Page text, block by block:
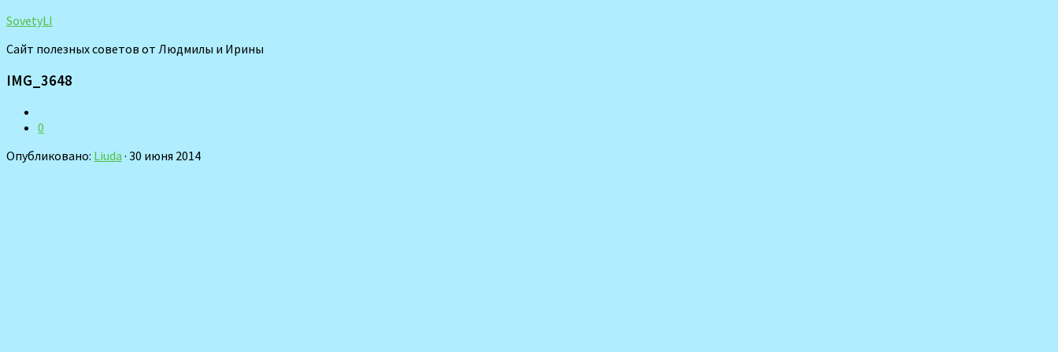
SovetyLI
Сайт полезных советов от Людмилы и Ирины
IMG_3648
0
Опубликовано: Liuda · 30 июня 2014